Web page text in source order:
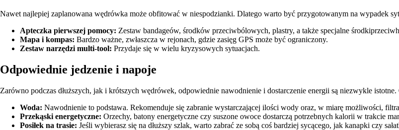
Nawet najlepiej zaplanowana wędrówka może obfitować w niespodzianki. Dlatego warto być przygotowanym na wypadek
Apteczka pierwszej pomocy: Zestaw bandageów, środków przeciwbólowych, plastry, a także specjalne
Mapa i kompas: Bardzo ważne, zwłaszcza w rejonach, gdzie zasięg GPS może być ograniczony.
Zestaw narzędzi multi-tool: Przydaje się w wielu kryzysowych sytuacjach.
Odpowiednie jedzenie i napoje
Zarówno podczas dłuższych, jak i krótszych wędrówek, odpowiednie nawodnienie i dostarczenie energii są niezwykle istotne.
Woda: Nawodnienie to podstawa. Rekomenduje się zabranie wystarczającej ilości wody oraz, w miarę możliwości,
Przekąski energetyczne: Orzechy, batony energetyczne czy suszone owoce dostarczą potrzebnych kalorii w trakcie
Posiłek na trasie: Jeśli wybierasz się na dłuższy szlak, warto zabrać ze sobą coś bardziej sycącego, jak kanapki czy